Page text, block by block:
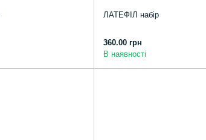
ЛАТЕФІЛ набір
360.00 грн
В наявності